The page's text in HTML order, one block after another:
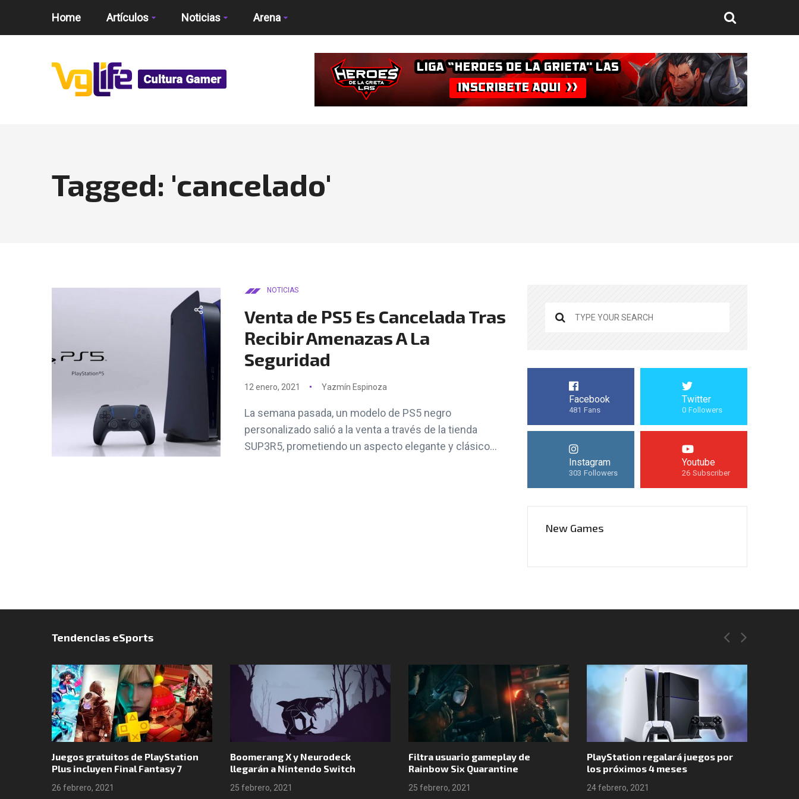
Home Artículos Noticias Arena
Tagged: 'cancelado'
NOTICIAS
Venta de PS5 Es Cancelada Tras
Recibir Amenazas A La
Seguridad
12 enero, 2021 Yazmín Espinoza
La semana pasada, un modelo de PS5 negro
personalizado salió a la venta a través de la tienda
SUP3R5, prometiendo un aspecto elegante y clásico...
Facebook
481 Fans
Twitter
0 Followers
Instagram
303 Followers
Youtube
26 Subscriber
New Games
Síguenos en Instagram
Tendencias eSports
Juegos gratuitos de PlayStation
Plus incluyen Final Fantasy 7
26 febrero, 2021
Boomerang X y Neurodeck
llegarán a Nintendo Switch
25 febrero, 2021
Filtra usuario gameplay de
Rainbow Six Quarantine
25 febrero, 2021
PlayStation regalará juegos por
los próximos 4 meses
24 febrero, 2021